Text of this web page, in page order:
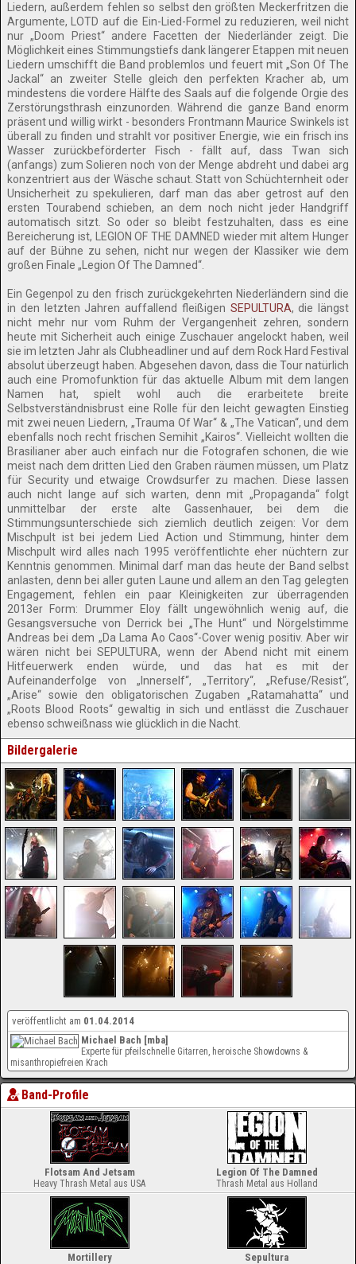
Liedern, außerdem fehlen so selbst den größten Meckerfritzen die
Argumente, LOTD auf die Ein-Lied-Formel zu reduzieren, weil nicht
nur „Doom Priest“ andere Facetten der Niederländer zeigt. Die
Möglichkeit eines Stimmungstiefs dank längerer Etappen mit neuen
Liedern umschifft die Band problemlos und feuert mit „Son Of The
Jackal“ an zweiter Stelle gleich den perfekten Kracher ab, um
mindestens die vordere Hälfte des Saals auf die folgende Orgie des
Zerstörungsthrash einzunorden. Während die ganze Band enorm
präsent und willig wirkt - besonders Frontmann Maurice Swinkels ist
überall zu finden und strahlt vor positiver Energie, wie ein frisch ins
Wasser zurückbeförderter Fisch - fällt auf, dass Twan sich
(anfangs) zum Solieren noch von der Menge abdreht und dabei arg
konzentriert aus der Wäsche schaut. Statt von Schüchternheit oder
Unsicherheit zu spekulieren, darf man das aber getrost auf den
ersten Tourabend schieben, an dem noch nicht jeder Handgriff
automatisch sitzt. So oder so bleibt festzuhalten, dass es eine
Bereicherung ist, LEGION OF THE DAMNED wieder mit altem Hunger
auf der Bühne zu sehen, nicht nur wegen der Klassiker wie dem
großen Finale „Legion Of The Damned“.
Ein Gegenpol zu den frisch zurückgekehrten Niederländern sind die
in den letzten Jahren auffallend fleißigen SEPULTURA, die längst
nicht mehr nur vom Ruhm der Vergangenheit zehren, sondern
heute mit Sicherheit auch einige Zuschauer angelockt haben, weil
sie im letzten Jahr als Clubheadliner und auf dem Rock Hard Festival
absolut überzeugt haben. Abgesehen davon, dass die Tour natürlich
auch eine Promofunktion für das aktuelle Album mit dem langen
Namen hat, spielt wohl auch die erarbeitete breite
Selbstverständnisbrust eine Rolle für den leicht gewagten Einstieg
mit zwei neuen Liedern, „Trauma Of War“ & „The Vatican“, und dem
ebenfalls noch recht frischen Semihit „Kairos“. Vielleicht wollten die
Brasilianer aber auch einfach nur die Fotografen schonen, die wie
meist nach dem dritten Lied den Graben räumen müssen, um Platz
für Security und etwaige Crowdsurfer zu machen. Diese lassen
auch nicht lange auf sich warten, denn mit „Propaganda“ folgt
unmittelbar der erste alte Gassenhauer, bei dem die
Stimmungsunterschiede sich ziemlich deutlich zeigen: Vor dem
Mischpult ist bei jedem Lied Action und Stimmung, hinter dem
Mischpult wird alles nach 1995 veröffentlichte eher nüchtern zur
Kenntnis genommen. Minimal darf man das heute der Band selbst
anlasten, denn bei aller guten Laune und allem an den Tag gelegten
Engagement, fehlen ein paar Kleinigkeiten zur überragenden
2013er Form: Drummer Eloy fällt ungewöhnlich wenig auf, die
Gesangsversuche von Derrick bei „The Hunt“ und Nörgelstimme
Andreas bei dem „Da Lama Ao Caos“-Cover wenig positiv. Aber wir
wären nicht bei SEPULTURA, wenn der Abend nicht mit einem
Hitfeuerwerk enden würde, und das hat es mit der
Aufeinanderfolge von „Innerself“, „Territory“, „Refuse/Resist“,
„Arise“ sowie den obligatorischen Zugaben „Ratamahatta“ und
„Roots Blood Roots“ gewaltig in sich und entlässt die Zuschauer
ebenso schweißnass wie glücklich in die Nacht.
Bildergalerie
veröffentlicht am 01.04.2014
Michael Bach [mba]
Experte für pfeilschnelle Gitarren, heroische Showdowns &
misanthropiefreien Krach
Band-Profile
Flotsam And Jetsam
Heavy Thrash Metal aus USA
Legion Of The Damned
Thrash Metal aus Holland
Mortillery Sepultura